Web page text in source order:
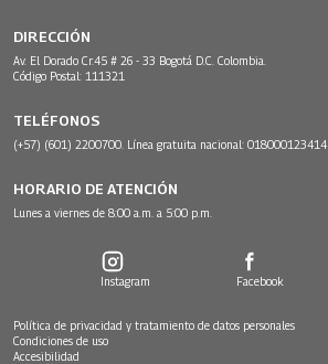
DIRECCIÓN
Av. El Dorado Cr.45 # 26 - 33 Bogotá D.C. Colombia.
Código Postal: 111321
TELÉFONOS
(+57) (601) 2200700. Línea gratuita nacional: 018000123414
HORARIO DE ATENCIÓN
Lunes a viernes de 8:00 a.m. a 5:00 p.m.
Instagram Facebook
Política de privacidad y tratamiento de datos personales
Condiciones de uso
Accesibilidad